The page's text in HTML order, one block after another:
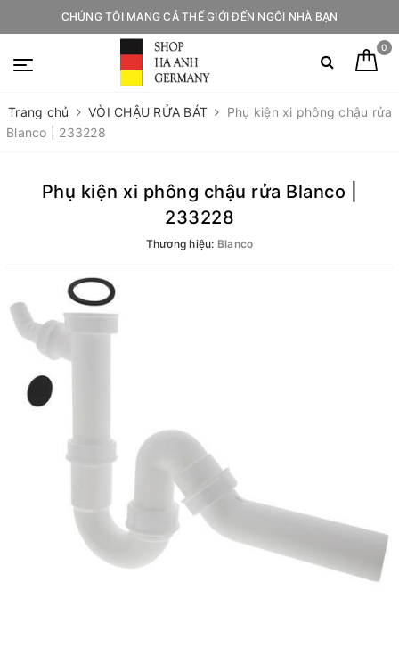
CHÚNG TÔI MANG CẢ THẾ GIỚI ĐẾN NGÔI NHÀ BẠN
0
Trang chủ VÒI CHẬU RỬA BÁT
Phụ kiện xi phông chậu rửa
Blanco | 233228
Phụ kiện xi phông chậu rửa Blanco |
233228
Thương hiệu: Blanco